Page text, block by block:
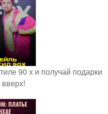
90 х и получай подарки
вверх!